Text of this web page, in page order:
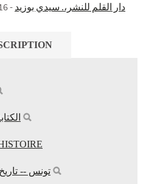
دار القلم للنشر،. سيدي بوزيد - 2016
تونس --